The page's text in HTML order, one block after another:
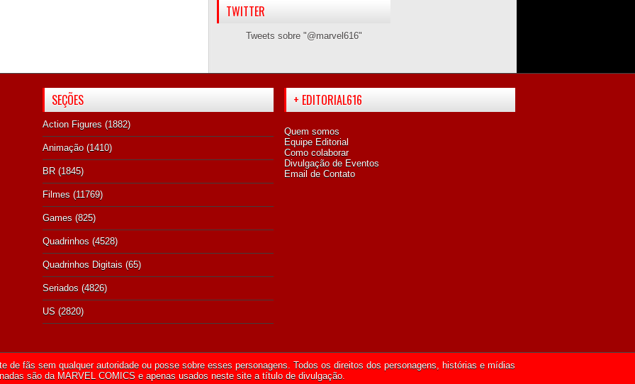
TWITTER
Tweets sobre "@marvel616"
SEÇÕES
Action Figures (1882)
Animação (1410)
BR (1845)
Filmes (11769)
Games (825)
Quadrinhos (4528)
Quadrinhos Digitais (65)
Seriados (4826)
US (2820)
+ EDITORIAL616
Quem somos
Equipe Editorial
Como colaborar
Divulgação de Eventos
Email de Contato
de fãs sem qualquer autoridade ou posse sobre esses personagens. Todos os direitos dos personagens, histórias e mídias
são da MARVEL COMICS e apenas usados neste site a título de divulgação.